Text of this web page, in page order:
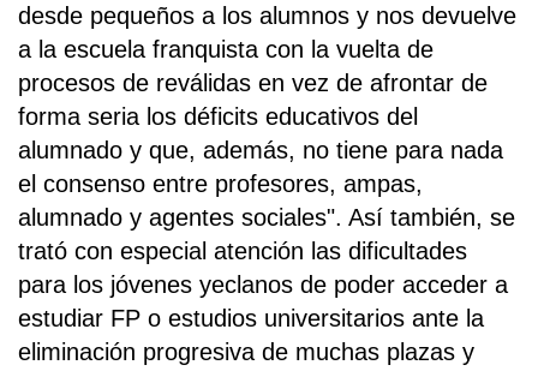
desde pequeños a los alumnos y nos devuelve
a la escuela franquista con la vuelta de
procesos de reválidas en vez de afrontar de
forma seria los déficits educativos del
alumnado y que, además, no tiene para nada
el consenso entre profesores, ampas,
alumnado y agentes sociales". Así también, se
trató con especial atención las dificultades
para los jóvenes yeclanos de poder acceder a
estudiar FP o estudios universitarios ante la
eliminación progresiva de muchas plazas y